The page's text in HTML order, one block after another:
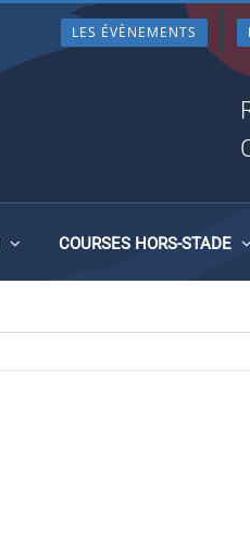
LES ÉVÈNEMENTS
COURSES HORS-STADE